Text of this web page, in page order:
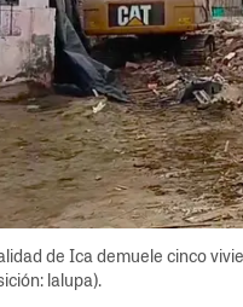
de Ica demuele cinco
lalupa).